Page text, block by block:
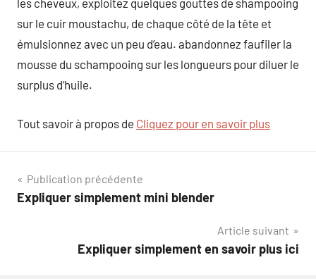
les cheveux, exploitez quelques gouttes de shampooing
sur le cuir moustachu, de chaque côté de la tête et
émulsionnez avec un peu d’eau. abandonnez faufiler la
mousse du schampooing sur les longueurs pour diluer le
surplus d’huile.
Tout savoir à propos de Cliquez pour en savoir plus
Navigation
de
Publication précédente
Expliquer simplement mini blender
Article suivant
Expliquer simplement en savoir plus ici